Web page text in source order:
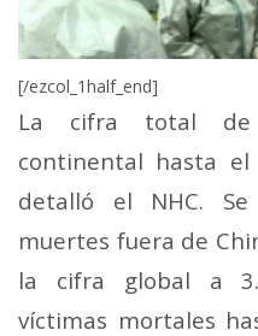
[/ezcol_1half_end]
La cifra total de
continental hasta
detalló el NHC.
muertes fuera de
la cifra global a
víctimas mortales